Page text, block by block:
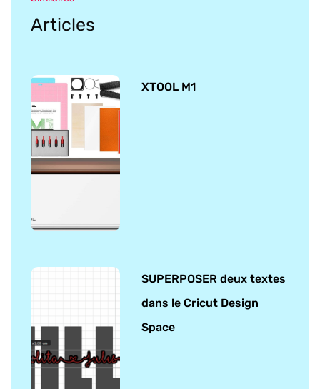
Articles
XTOOL M1
SUPERPOSER deux textes
dans le Cricut Design
Space